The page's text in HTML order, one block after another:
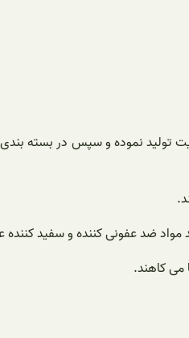
تولید نموده و سپس در بسته
ضد عفونی کننده و سفید
می کاهند.